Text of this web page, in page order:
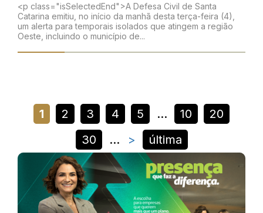
<p class="isSelectedEnd">A Defesa Civil de Santa
Catarina emitiu, no início da manhã desta terça-feira (4),
um alerta para temporais isolados que atingem a região
Oeste, incluindo o município de...
1 2 3 4 5 ... 10
20
30
... > última